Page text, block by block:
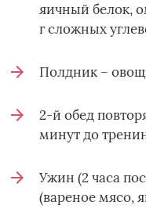
яичный белок,
г сложных
Полдник –
2-й обед
минут до
Ужин (2 часа
(вареное мясо,